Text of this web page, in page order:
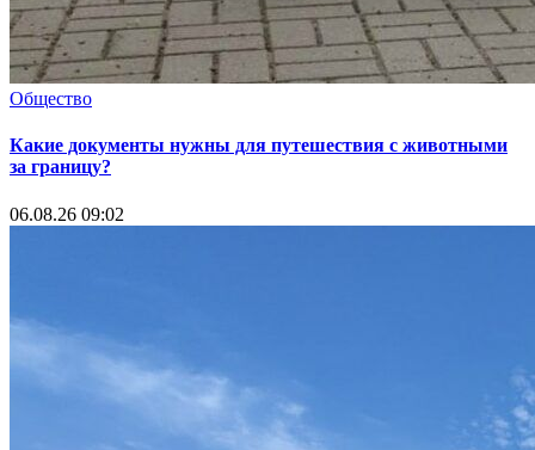
Общество
Какие документы нужны для путешествия с животными
за границу?
06.08.26 09:02